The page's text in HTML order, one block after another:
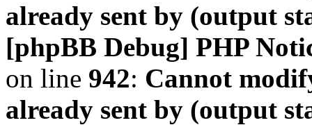
already sent by (output
[phpBB Debug] PHP
on line 942: Cannot
already sent by (output